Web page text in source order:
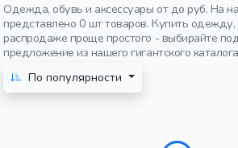
Одежда, обувь и аксессуары от до руб. На
представлено 0 шт товаров. Купить одежду,
распродаже проще простого - выбирайте
предложение из нашего гигантского
По популярности